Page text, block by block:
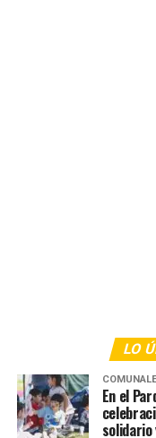
LO
En el